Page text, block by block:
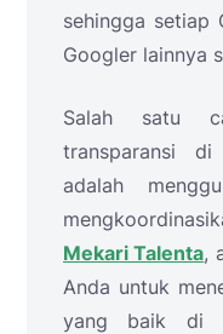
sehingga setiap
Googler lainnya
Salah satu
transparansi di
adalah
Mekari Talenta,
Anda untuk
yang baik di